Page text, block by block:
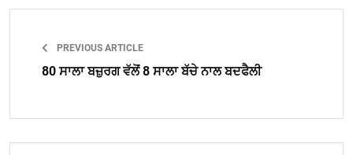
PREVIOUS ARTICLE
80 ਸਾਲਾ ਬਜ਼ੁਰਗ ਵੱਲੋਂ 8 ਸਾਲਾ ਬੱਚੇ ਨਾਲ ਬਦਫੈਲੀ